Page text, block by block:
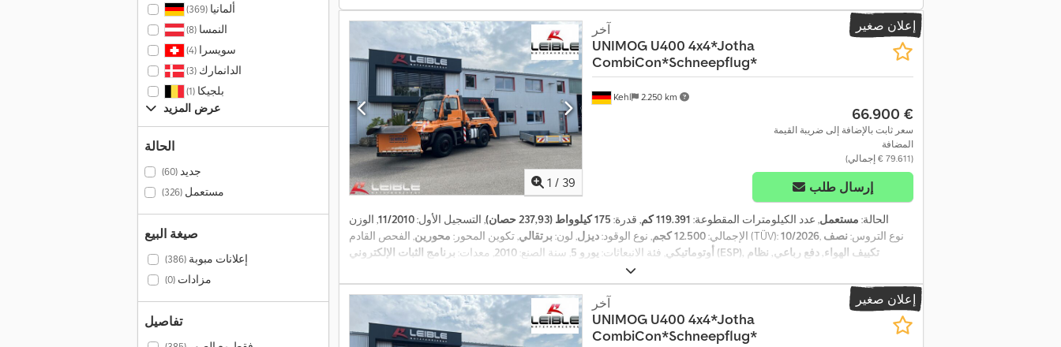
ألمانيا(369)
النمسا(8)
سويسرا(4)
الدانمارك(3)
بلجيكا(1)
عرض المزيد
الحالة
جديد(60)
مستعمل(326)
صيغة البيع
إعلانات مبوبة(386)
مزادات(0)
تفاصيل
إعلان صغير
1 / 39
Kehl 2.250 km
آخر
UNIMOG U400 4x4*Jotha
CombiCon*Schneepflug*
‏66.900 €
سعر ثابت بالإضافة إلى ضريبة القيمة
المضافة
(‏79.611 € إجمالي)
إرسال طلب
الحالة: مستعمل, عدد الكيلومترات المقطوعة: 119.391 كم , قدرة: 175 كيلوواط (237,93 حصان) , التسجيل الأول:11/2010, الوزن
الإجمالي:12.500 كجم , نوع الوقود:ديزل, لون:برتقالي, تكوين المحور: محورين , الفحص القادم (TÜV):10/2026 , نوع التروس:نصف
أوتوماتيكي, فئة الانبعاثات: يورو 5 , سنة الصنع: 2010, معدات: برنامج الثبات الإلكتروني (ESP), تكييف الهواء, دفع رباعي, نظام
إعلان صغير آخر
UNIMOG U400 4x4*Jotha
CombiCon*Schneepflug*